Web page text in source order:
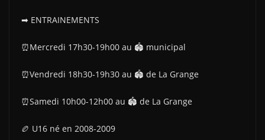
➡ ENTRAINEMENTS
⏰Mercredi 17h30-19h00 au 🏟 municipal
⏰Vendredi 18h30-19h30 au 🏟 de La Grange
⏰Samedi 10h00-12h00 au 🏟 de La Grange
🏉 U16 né en 2008-2009